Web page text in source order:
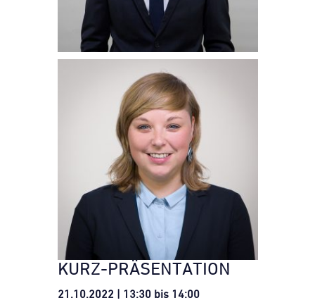
KURZ-PRÄSENTATION
21.10.2022 | 13:30 bis 14:00